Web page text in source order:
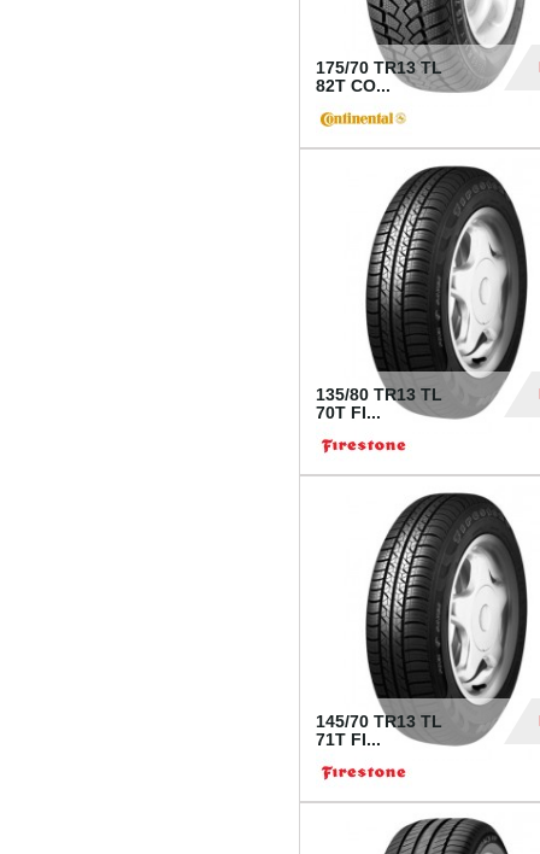
175/70 TR13 TL
82T CO...
135/80 TR13 TL
70T FI...
145/70 TR13 TL
71T FI...